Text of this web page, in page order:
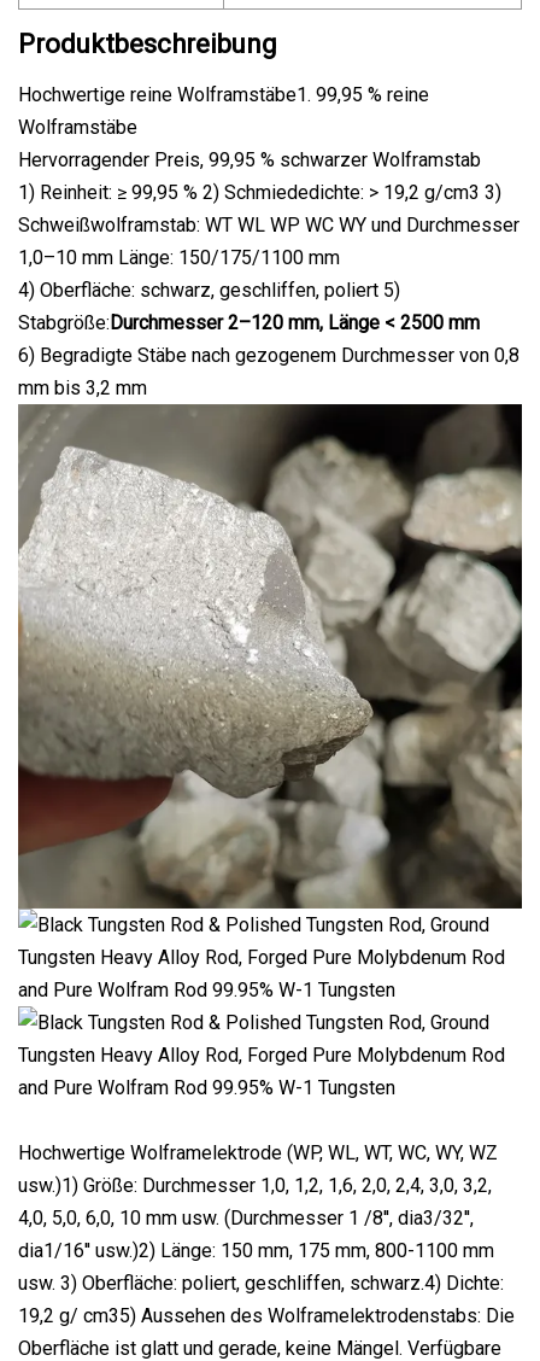
Produktbeschreibung
Hochwertige reine Wolframstäbe1. 99,95 % reine
Wolframstäbe
Hervorragender Preis, 99,95 % schwarzer Wolframstab
1) Reinheit: ≥ 99,95 % 2) Schmiededichte: > 19,2 g/cm3 3)
Schweißwolframstab: WT WL WP WC WY und Durchmesser
1,0–10 mm Länge: 150/175/1100 mm
4) Oberfläche: schwarz, geschliffen, poliert 5)
Stabgröße:Durchmesser 2–120 mm, Länge < 2500 mm
6) Begradigte Stäbe nach gezogenem Durchmesser von 0,8
mm bis 3,2 mm
Hochwertige Wolframelektrode (WP, WL, WT, WC, WY, WZ
usw.)1) Größe: Durchmesser 1,0, 1,2, 1,6, 2,0, 2,4, 3,0, 3,2,
4,0, 5,0, 6,0, 10 mm usw. (Durchmesser 1 /8'', dia3/32'',
dia1/16'' usw.)2) Länge: 150 mm, 175 mm, 800-1100 mm
usw. 3) Oberfläche: poliert, geschliffen, schwarz.4) Dichte:
19,2 g/ cm35) Aussehen des Wolframelektrodenstabs: Die
Oberfläche ist glatt und gerade, keine Mängel. Verfügbare